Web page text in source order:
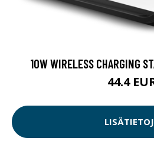
10W WIRELESS CHARGING
44.4